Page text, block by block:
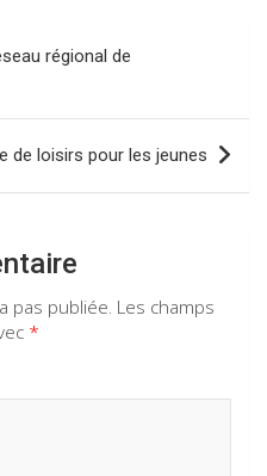
n
régional de
de loisirs pour les jeunes
pas publiée. Les champs
*